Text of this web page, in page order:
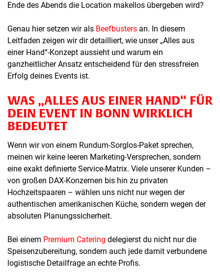
Ende des Abends die Location makellos übergeben wird?
Genau hier setzen wir als Beefbusters an. In diesem
Leitfaden zeigen wir dir detailliert, wie unser „Alles aus
einer Hand“-Konzept aussieht und warum ein
ganzheitlicher Ansatz entscheidend für den stressfreien
Erfolg deines Events ist.
WAS „ALLES AUS EINER HAND“ FÜR
DEIN EVENT IN BONN WIRKLICH
BEDEUTET
Wenn wir von einem Rundum-Sorglos-Paket sprechen,
meinen wir keine leeren Marketing-Versprechen, sondern
eine exakt definierte Service-Matrix. Viele unserer Kunden –
von großen DAX-Konzernen bis hin zu privaten
Hochzeitspaaren – wählen uns nicht nur wegen der
authentischen amerikanischen Küche, sondern wegen der
absoluten Planungssicherheit.
Bei einem Premium Catering delegierst du nicht nur die
Speisenzubereitung, sondern auch jede damit verbundene
logistische Detailfrage an echte Profis.